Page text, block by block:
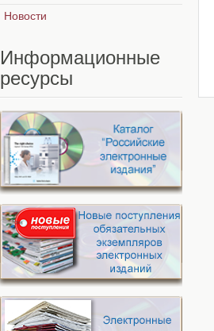
Новости
Информационные
ресурсы